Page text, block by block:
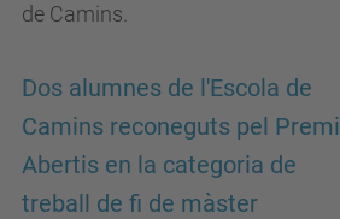
de Camins.
Dos alumnes de l'Escola de
Camins reconeguts pel Premi
Abertis en la categoria de
treball de fi de màster